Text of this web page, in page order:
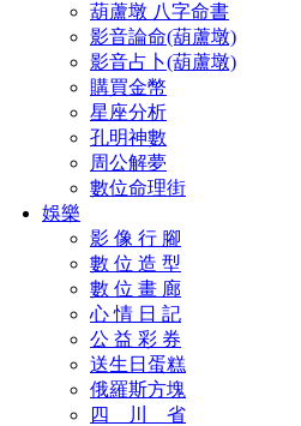
葫蘆墩 八字命書
影音論命(葫蘆墩)
影音占卜(葫蘆墩)
購買金幣
星座分析
孔明神數
周公解夢
數位命理街
娛樂
影 像 行 腳
數 位 造 型
數 位 畫 廊
心 情 日 記
公 益 彩 券
送生日蛋糕
俄羅斯方塊
四 川 省